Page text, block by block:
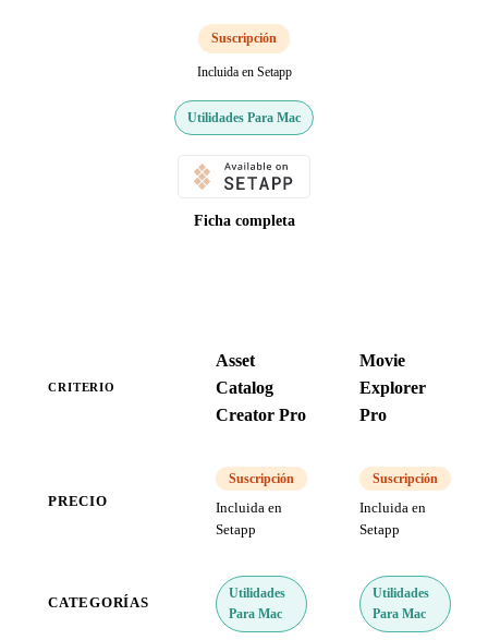
Suscripción
Incluida en Setapp
Utilidades Para Mac
Ficha completa
CRITERIO
Asset
Catalog
Creator Pro
Movie
Explorer
Pro
PRECIO
Suscripción
Incluida en
Setapp
Suscripción
Incluida en
Setapp
CATEGORÍAS
Utilidades
Para Mac
Utilidades
Para Mac